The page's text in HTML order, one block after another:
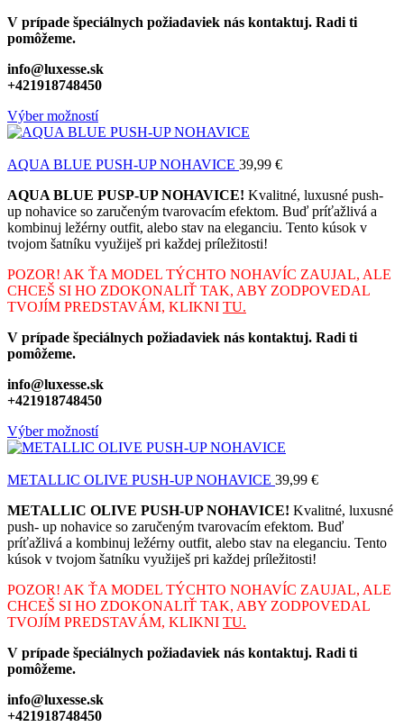
V prípade špeciálnych požiadaviek nás kontaktuj. Radi ti
pomôžeme.
info@luxesse.sk
+421918748450
Výber možností
AQUA BLUE PUSH-UP NOHAVICE 39,99 €
AQUA BLUE PUSP-UP NOHAVICE! Kvalitné, luxusné push-
up nohavice so zaručeným tvarovacím efektom. Buď príťažlivá a
kombinuj ležérny outfit, alebo stav na eleganciu. Tento kúsok v
tvojom šatníku využiješ pri každej príležitosti!
POZOR! AK ŤA MODEL TÝCHTO NOHAVÍC ZAUJAL, ALE
CHCEŠ SI HO ZDOKONALIŤ TAK, ABY ZODPOVEDAL
TVOJÍM PREDSTAVÁM, KLIKNI TU.
V prípade špeciálnych požiadaviek nás kontaktuj. Radi ti
pomôžeme.
info@luxesse.sk
+421918748450
Výber možností
METALLIC OLIVE PUSH-UP NOHAVICE 39,99 €
METALLIC OLIVE PUSH-UP NOHAVICE! Kvalitné, luxusné
push- up nohavice so zaručeným tvarovacím efektom. Buď
príťažlivá a kombinuj ležérny outfit, alebo stav na eleganciu. Tento
kúsok v tvojom šatníku využiješ pri každej príležitosti!
POZOR! AK ŤA MODEL TÝCHTO NOHAVÍC ZAUJAL, ALE
CHCEŠ SI HO ZDOKONALIŤ TAK, ABY ZODPOVEDAL
TVOJÍM PREDSTAVÁM, KLIKNI TU.
V prípade špeciálnych požiadaviek nás kontaktuj. Radi ti
pomôžeme.
info@luxesse.sk
+421918748450